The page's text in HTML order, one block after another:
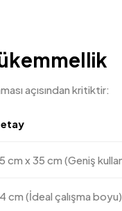
açısından kritiktir:
cm x 35 cm (Geniş
cm (İdeal çalışma boyu)